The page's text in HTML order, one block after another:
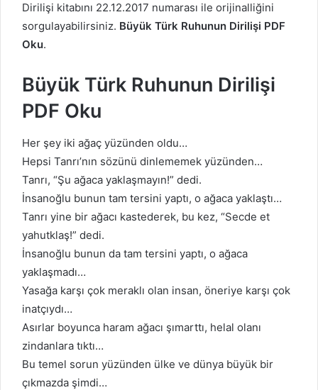
Dirilişi kitabını 22.12.2017 numarası ile orijinalliğini
sorgulayabilirsiniz. Büyük Türk Ruhunun Dirilişi PDF
Oku.
Büyük Türk Ruhunun Dirilişi
PDF Oku
Her şey iki ağaç yüzünden oldu…
Hepsi Tanrı’nın sözünü dinlememek yüzünden…
Tanrı, “Şu ağaca yaklaşmayın!” dedi.
İnsanoğlu bunun tam tersini yaptı, o ağaca yaklaştı…
Tanrı yine bir ağacı kastederek, bu kez, “Secde et
yahutklaş!” dedi.
İnsanoğlu bunun da tam tersini yaptı, o ağaca
yaklaşmadı…
Yasağa karşı çok meraklı olan insan, öneriye karşı çok
inatçıydı…
Asırlar boyunca haram ağacı şımarttı, helal olanı
zindanlara tıktı…
Bu temel sorun yüzünden ülke ve dünya büyük bir
çıkmazda şimdi…